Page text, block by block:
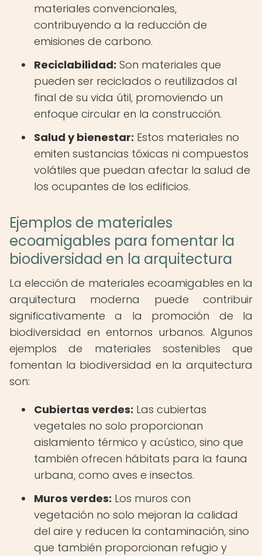
materiales convencionales,
contribuyendo a la reducción de
emisiones de carbono.
Reciclabilidad: Son materiales que
pueden ser reciclados o reutilizados al
final de su vida útil, promoviendo un
enfoque circular en la construcción.
Salud y bienestar: Estos materiales no
emiten sustancias tóxicas ni compuestos
volátiles que puedan afectar la salud de
los ocupantes de los edificios.
Ejemplos de materiales
ecoamigables para fomentar la
biodiversidad en la arquitectura
La elección de materiales ecoamigables en la
arquitectura moderna puede contribuir
significativamente a la promoción de la
biodiversidad en entornos urbanos. Algunos
ejemplos de materiales sostenibles que
fomentan la biodiversidad en la arquitectura
son:
Cubiertas verdes: Las cubiertas
vegetales no solo proporcionan
aislamiento térmico y acústico, sino que
también ofrecen hábitats para la fauna
urbana, como aves e insectos.
Muros verdes: Los muros con
vegetación no solo mejoran la calidad
del aire y reducen la contaminación, sino
que también proporcionan refugio y